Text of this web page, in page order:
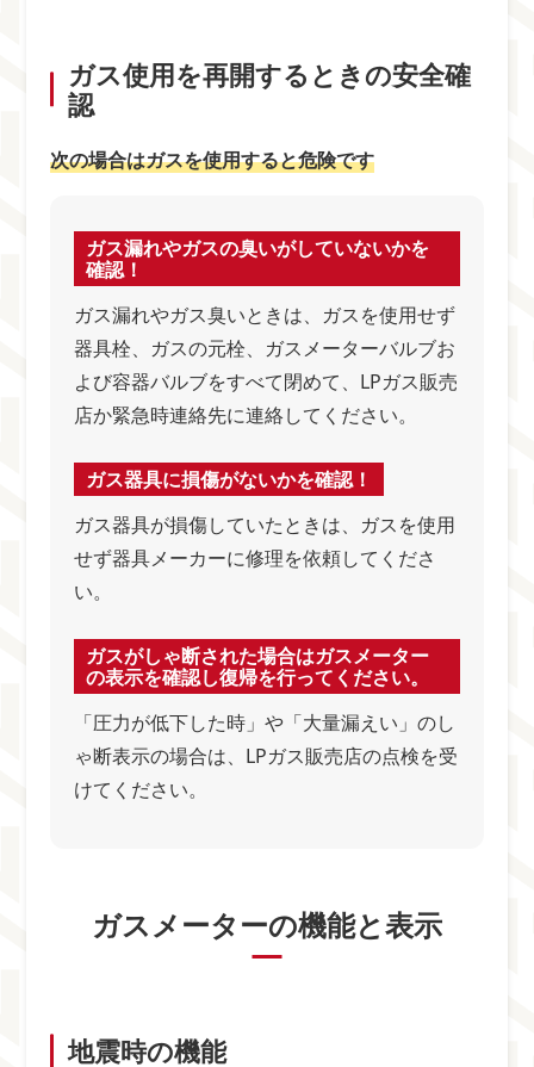
ガス使用を再開するときの安全確
認
次の場合はガスを使用すると危険です
ガス漏れやガスの臭いがしていないかを
確認！
ガス漏れやガス臭いときは、ガスを使用せず
器具栓、ガスの元栓、ガスメーターバルブお
よび容器バルブをすべて閉めて、LPガス販売
店か緊急時連絡先に連絡してください。
ガス器具に損傷がないかを確認！
ガス器具が損傷していたときは、ガスを使用
せず器具メーカーに修理を依頼してくださ
い。
ガスがしゃ断された場合はガスメーター
の表示を確認し復帰を行ってください。
「圧力が低下した時」や「大量漏えい」のし
ゃ断表示の場合は、LPガス販売店の点検を受
けてください。
ガスメーターの機能と表示
地震時の機能